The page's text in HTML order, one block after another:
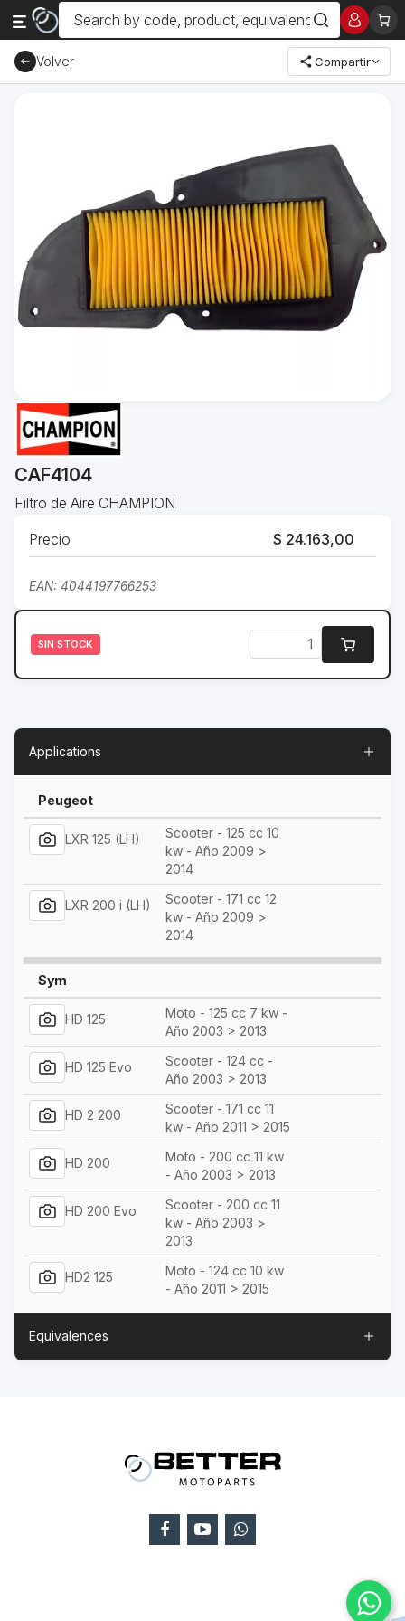
Volver Compartir
CAF4104
Filtro de Aire CHAMPION
Precio
$ 24.163,00
EAN: 4044197766253
SIN STOCK
Applications
Peugeot
LXR 125 (LH)
Scooter - 125 cc 10
kw - Año 2009 >
2014
LXR 200 i (LH)
Scooter - 171 cc 12
kw - Año 2009 >
2014
Sym
HD 125
Moto - 125 cc 7 kw -
Año 2003 > 2013
HD 125 Evo
Scooter - 124 cc -
Año 2003 > 2013
HD 2 200
Scooter - 171 cc 11
kw - Año 2011 > 2015
HD 200
Moto - 200 cc 11 kw
- Año 2003 > 2013
HD 200 Evo
Scooter - 200 cc 11
kw - Año 2003 >
2013
HD2 125
Moto - 124 cc 10 kw
- Año 2011 > 2015
Equivalences